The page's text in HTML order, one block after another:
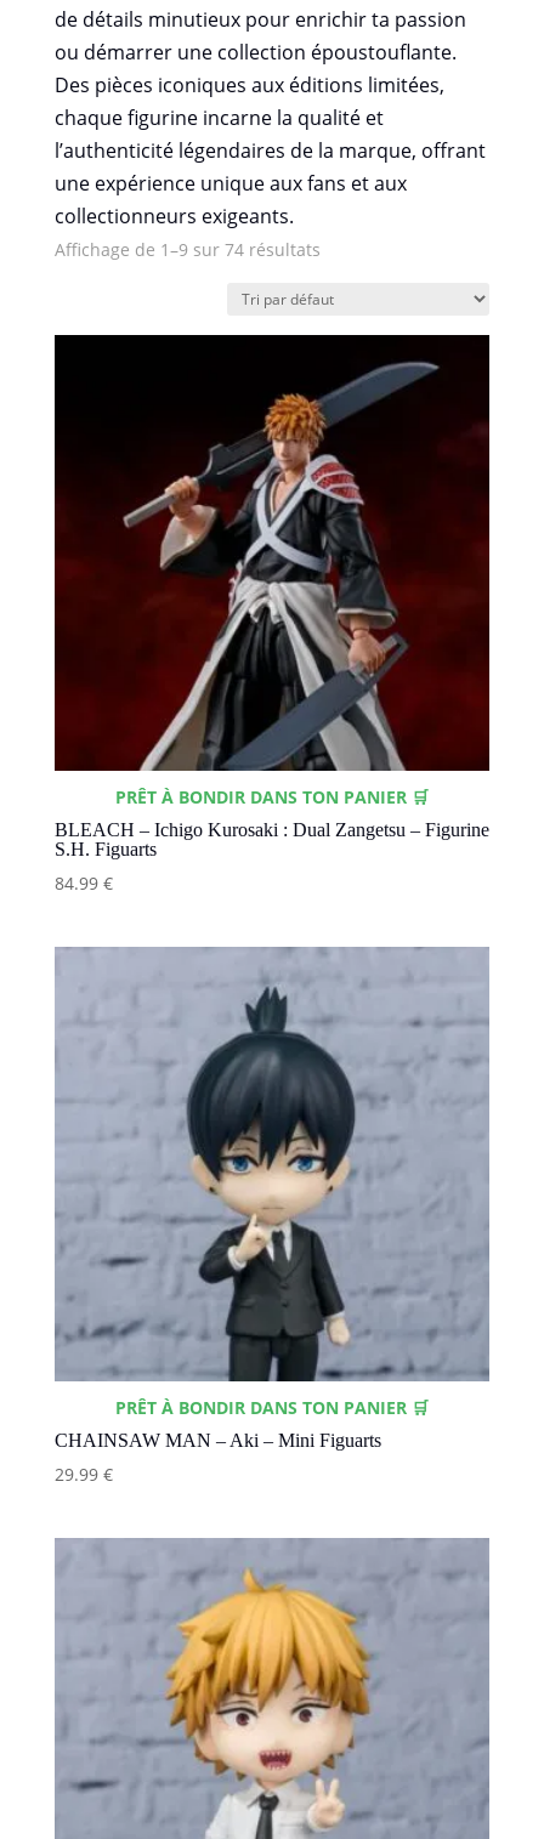
de détails minutieux pour enrichir ta passion
ou démarrer une collection époustouflante.
Des pièces iconiques aux éditions limitées,
chaque figurine incarne la qualité et
l’authenticité légendaires de la marque, offrant
une expérience unique aux fans et aux
collectionneurs exigeants.
Affichage de 1–9 sur 74 résultats
PRÊT À BONDIR DANS TON PANIER 🛒
BLEACH – Ichigo Kurosaki : Dual Zangetsu – Figurine
S.H. Figuarts
84.99 €
PRÊT À BONDIR DANS TON PANIER 🛒
CHAINSAW MAN – Aki – Mini Figuarts
29.99 €